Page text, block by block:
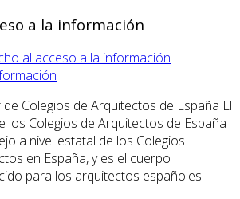
a la información
al acceso a la información
El
los Colegios de Arquitectos de España
a nivel estatal de los Colegios
en España, y es el cuerpo
para los arquitectos españoles.